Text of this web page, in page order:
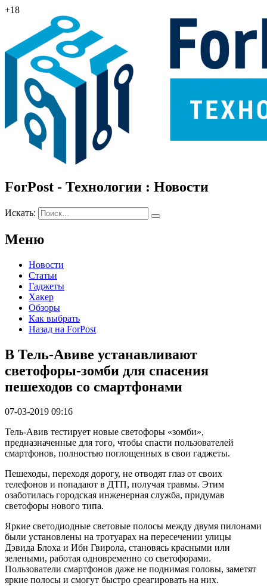
+18
ForPost - Технологии : Новости
Искать:
Меню
Новости
Статьи
Гаджеты
Хакер
Обзоры
Как выбрать
Назад на ForPost
В Тель-Авиве устанавливают
светофоры-зомби для спасения
пешеходов со смартфонами
07-03-2019 09:16
Тель-Авив тестирует новые светофоры «зомби»,
предназначенные для того, чтобы спасти пользователей
смартфонов, полностью поглощенных в свои гаджеты.
Пешеходы, переходя дорогу, не отводят глаз от своих
телефонов и попадают в ДТП, получая травмы. Этим
озаботилась городская инженерная служба, придумав
светофоры нового типа.
Яркие светодиодные световые полосы между двумя пилонами
были установлены на тротуарах на пересечении улицы
Дэвида Блоха и Ибн Гвирола, становясь красными или
зелеными, работая одновременно со светофорами.
Пользователи смартфонов даже не поднимая головы, заметят
яркие полосы и смогут быстро среагировать на них.